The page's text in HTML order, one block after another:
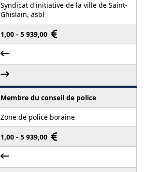
Syndicat d'initiative de la ville de Saint-
Ghislain, asbl
1,00 - 5 939,00
Membre du conseil de police
Zone de police boraine
1,00 - 5 939,00